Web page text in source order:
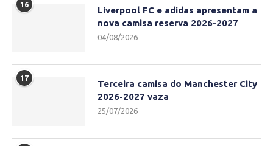
16
Liverpool FC e adidas apresentam a
nova camisa reserva 2026-2027
04/08/2026
17
Terceira camisa do Manchester City
2026-2027 vaza
25/07/2026